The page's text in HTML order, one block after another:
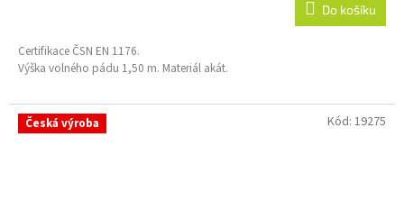
Do košíku
Certifikace ČSN EN 1176.
Výška volného pádu 1,50 m. Materiál akát.
Česká výroba Kód: 19275